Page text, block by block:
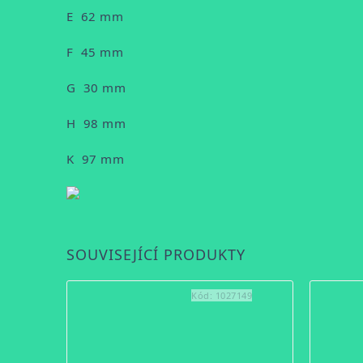
E 62 mm
F 45 mm
G 30 mm
H 98 mm
K 97 mm
SOUVISEJÍCÍ PRODUKTY
Kód: 1027149